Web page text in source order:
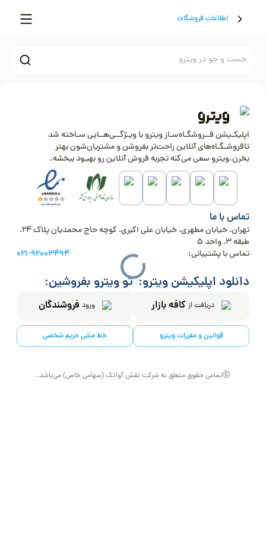
اطلاعات فروشگاه
جست و جو در ویترو
اپلیکـیشن فــروشگـاه‌سـاز ویترو با ویـژگــی‌هــایی سـاخته شد
تافروشـگـاه‌های آنلاین راحت‌تر بفروشن و مشتریان‌شون بهتر
بخرن.ویترو سعی می‌کنه تجربه فروش آنلاین رو بهبـود ببخشه.
تماس با ما
تهران، خیابان مطهری، خیابان علی اکبری، کوچه حاج محمدیان پلاک 24،
طبقه 3، واحد 5
تماس با پشتیبانی:
021-92003494
دانلود اپلیکیشن ویترو:
دریافت از کافه بازار
تو ویترو بفروشین:
ورود فروشندگان
قوانین و مقررات ویترو خط مشی حریم شخصی
تمامی حقوق متعلق به شرکت نقش آواتک (سهامی خاص) می‌باشد.